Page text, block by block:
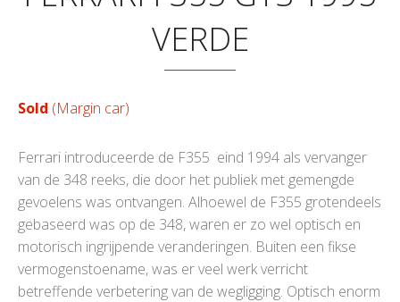
VERDE
Sold (Margin car)
Ferrari introduceerde de F355 eind 1994 als vervanger
van de 348 reeks, die door het publiek met gemengde
gevoelens was ontvangen. Alhoewel de F355 grotendeels
gebaseerd was op de 348, waren er zo wel optisch en
motorisch ingrijpende veranderingen. Buiten een fikse
vermogenstoename, was er veel werk verricht
betreffende verbetering van de wegligging. Optisch enorm